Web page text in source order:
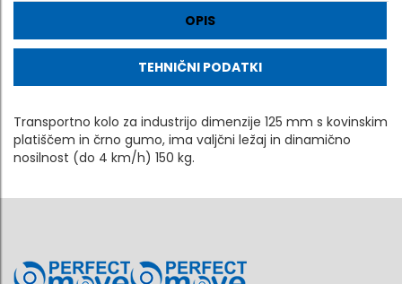
OPIS
TEHNIČNI PODATKI
Transportno kolo za industrijo dimenzije 125 mm s kovinskim
platiščem in črno gumo, ima valjčni ležaj in dinamično
nosilnost (do 4 km/h) 150 kg.